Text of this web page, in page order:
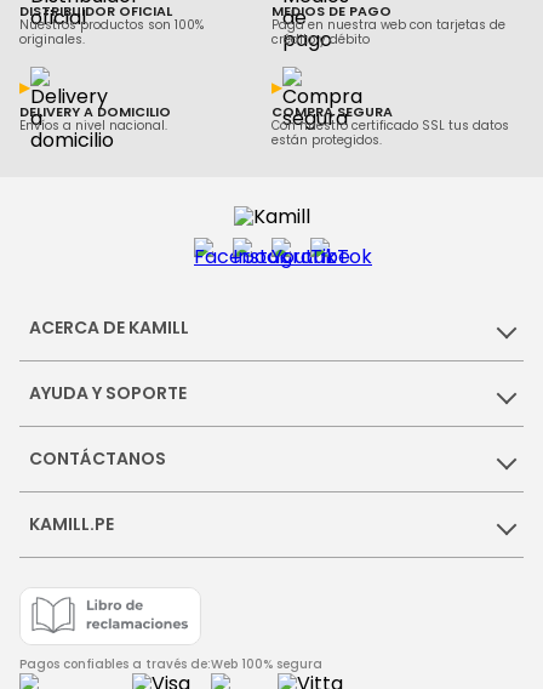
DISTRIBUIDOR OFICIAL
Nuestros productos son 100%
originales.
MEDIOS DE PAGO
Paga en nuestra web con tarjetas de
crédito y débito
DELIVERY A DOMICILIO
Envíos a nivel nacional.
COMPRA SEGURA
Con nuestro certificado SSL tus datos
están protegidos.
ACERCA DE KAMILL
AYUDA Y SOPORTE
CONTÁCTANOS
KAMILL.PE
Pagos confiables a través de:Web 100% segura